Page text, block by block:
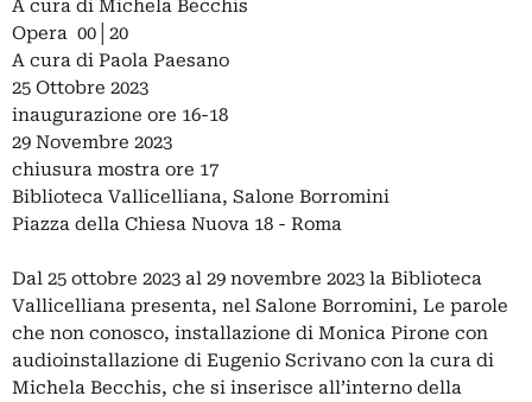
A cura di Michela Becchis
Opera 00│20
A cura di Paola Paesano
25 Ottobre 2023
inaugurazione ore 16-18
29 Novembre 2023
chiusura mostra ore 17
Biblioteca Vallicelliana, Salone Borromini
Piazza della Chiesa Nuova 18 - Roma
Dal 25 ottobre 2023 al 29 novembre 2023 la Biblioteca
Vallicelliana presenta, nel Salone Borromini, Le parole
che non conosco, installazione di Monica Pirone con
audioinstallazione di Eugenio Scrivano con la cura di
Michela Becchis, che si inserisce all’interno della